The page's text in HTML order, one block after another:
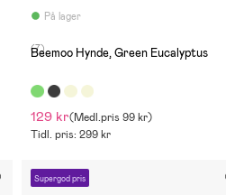
På lager
(7)
Beemoo Hynde, Green Eucalyptus
129 kr(Medl.pris 99 kr)
Tidl. pris: 299 kr
Supergod pris